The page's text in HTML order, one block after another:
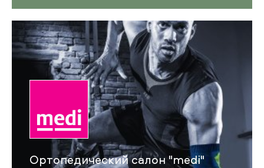
Ортопедический салон "medi"